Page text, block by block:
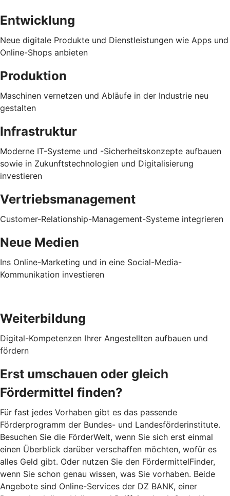
Entwicklung
Neue digitale Produkte und Dienstleistungen wie Apps und
Online-Shops anbieten
Produktion
Maschinen vernetzen und Abläufe in der Industrie neu
gestalten
Infrastruktur
Moderne IT-Systeme und -Sicherheitskonzepte aufbauen
sowie in Zukunftstechnologien und Digitalisierung
investieren
Vertriebsmanagement
Customer-Relationship-Management-Systeme integrieren
Neue Medien
Ins Online-Marketing und in eine Social-Media-
Kommunikation investieren
Weiterbildung
Digital-Kompetenzen Ihrer Angestellten aufbauen und
fördern
Erst umschauen oder gleich
Fördermittel finden?
Für fast jedes Vorhaben gibt es das passende
Förderprogramm der Bundes- und Landesförderinstitute.
Besuchen Sie die FörderWelt, wenn Sie sich erst einmal
einen Überblick darüber verschaffen möchten, wofür es
alles Geld gibt. Oder nutzen Sie den FördermittelFinder,
wenn Sie schon genau wissen, was Sie vorhaben. Beide
Angebote sind Online-Services der DZ BANK, einer